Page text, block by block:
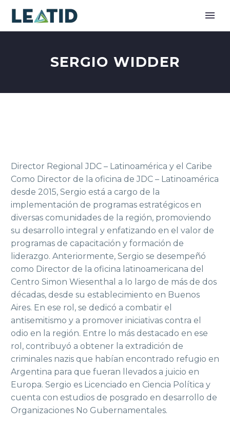
SERGIO WIDDER
Director Regional JDC – Latinoamérica y el Caribe
Como Director de la oficina de JDC – Latinoamérica
desde 2015, Sergio está a cargo de la
implementación de programas estratégicos en
diversas comunidades de la región, promoviendo
su desarrollo integral y enfatizando en el valor de
programas de capacitación y formación de
liderazgo. Anteriormente, Sergio se desempeñó
como Director de la oficina latinoamericana del
Centro Simon Wiesenthal a lo largo de más de dos
décadas, desde su establecimiento en Buenos
Aires. En ese rol, se dedicó a combatir el
antisemitismo y a promover iniciativas contra el
odio en la región. Entre lo más destacado en ese
rol, contribuyó a obtener la extradición de
criminales nazis que habían encontrado refugio en
Argentina para que fueran llevados a juicio en
Europa. Sergio es Licenciado en Ciencia Política y
cuenta con estudios de posgrado en desarrollo de
Organizaciones No Gubernamentales.